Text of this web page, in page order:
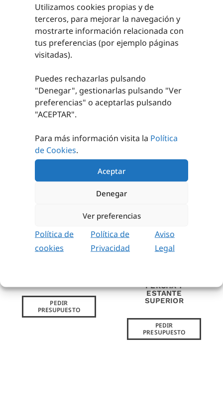
Utilizamos cookies propias y de
terceros, para mejorar la navegación y
mostrarte información relacionada con
tus preferencias (por ejemplo páginas
visitadas).
Puedes rechazarlas pulsando
"Denegar", gestionarlas pulsando "Ver
preferencias" o aceptarlas pulsando
"ACEPTAR".
Para más información visita la Política
de Cookies.
Aceptar
Denegar
Ver preferencias
Política de
cookies
Política de
Privacidad
Aviso
Legal
PERCHERO CON
ESTANTE
FENÓLICO
PEDIR
PRESUPUESTO
BANCO DOBLE CON
ZAPATILLERO
PERCHA Y
PEDIR
PRESUPUESTO
PERCHA Y
ESTANTE
SUPERIOR
PEDIR
PRESUPUESTO